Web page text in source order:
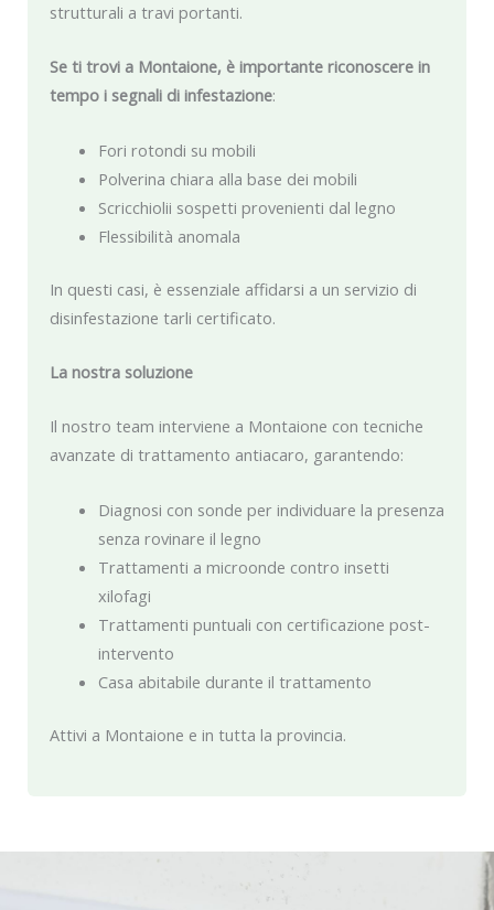
strutturali a travi portanti.
Se ti trovi a Montaione, è importante riconoscere in
tempo i segnali di infestazione:
Fori rotondi su mobili
Polverina chiara alla base dei mobili
Scricchiolii sospetti provenienti dal legno
Flessibilità anomala
In questi casi, è essenziale affidarsi a un servizio di
disinfestazione tarli certificato.
La nostra soluzione
Il nostro team interviene a Montaione con tecniche
avanzate di trattamento antiacaro, garantendo:
Diagnosi con sonde per individuare la presenza
senza rovinare il legno
Trattamenti a microonde contro insetti
xilofagi
Trattamenti puntuali con certificazione post-
intervento
Casa abitabile durante il trattamento
Attivi a Montaione e in tutta la provincia.